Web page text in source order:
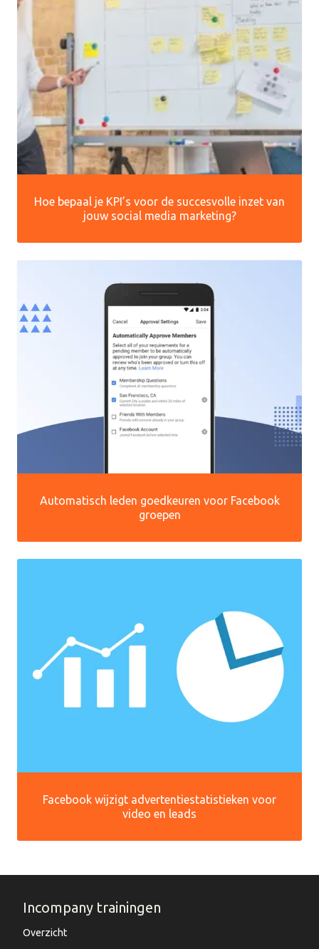
Hoe bepaal je KPI’s voor de succesvolle inzet van
jouw social media marketing?
Automatisch leden goedkeuren voor Facebook
groepen
Facebook wijzigt advertentiestatistieken voor
video en leads
Incompany trainingen
Overzicht